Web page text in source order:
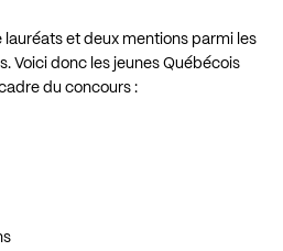
lauréats et deux mentions parmi les
Voici donc les jeunes Québécois
du concours :